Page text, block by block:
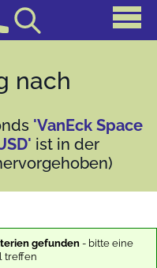
nach
'VanEck Space
ist in der
gefunden- bitte eine
treffen